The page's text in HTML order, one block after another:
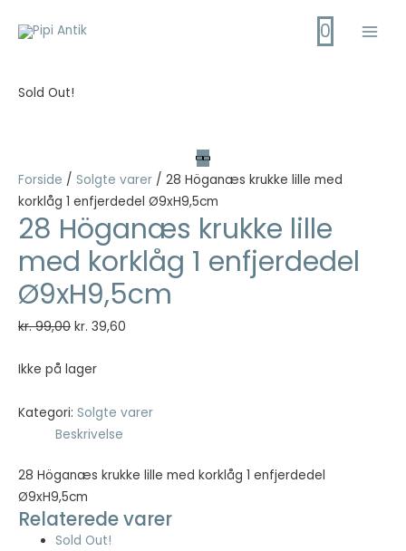
0
Sold Out!
Forside / Solgte varer / 28 Höganæs krukke lille med
korklåg 1 enfjerdedel Ø9xH9,5cm
28 Höganæs krukke lille
med korklåg 1 enfjerdedel
Ø9xH9,5cm
kr.99,00 Den
pris
kr. 99,00.
kr. 39,60
kr. 39,60.
Ikke på lager
Kategori: Solgte varer
Beskrivelse
28 Höganæs krukke lille med korklåg 1 enfjerdedel
Ø9xH9,5cm
Relaterede varer
Sold Out!
Nødvendige
cookies hjælper
med at gøre en
hjemmeside
brugbar ved at